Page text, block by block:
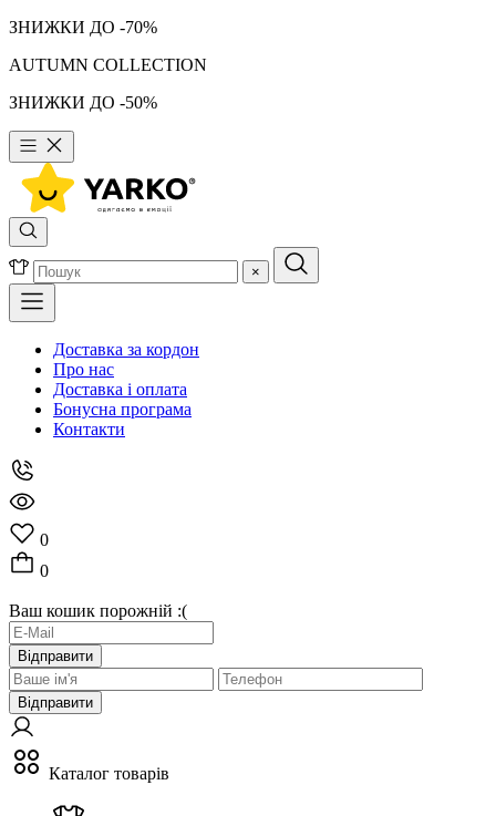
ЗНИЖКИ ДО -70%
AUTUMN COLLECTION
ЗНИЖКИ ДО -50%
×
Доставка за кордон
Про нас
Доставка і оплата
Бонусна програма
Контакти
0
0
Ваш кошик порожній :(
Відправити
Відправити
Каталог товарів